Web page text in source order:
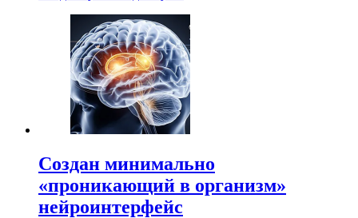
Создан минимально
«проникающий в организм»
нейроинтерфейс